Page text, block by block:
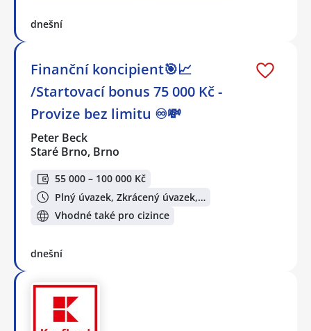
dnešní
Finanční koncipient🎯📈
/Startovací bonus 75 000 Kč -
Provize bez limitu ♾️💸
Peter Beck
Staré Brno, Brno
55 000 – 100 000 Kč
Plný úvazek, Zkrácený úvazek,…
Vhodné také pro cizince
dnešní